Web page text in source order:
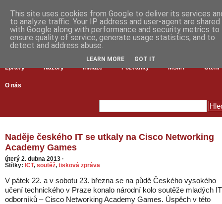
Zprávy Názory Inkluze Pozvánky MŠMT Čtení
O nás
Naděje českého IT se utkaly na Cisco Networking
Academy Games
úterý 2. dubna 2013 ·
Štítky: ICT, soutěž, tisková zpráva
V pátek 22. a v sobotu 23. března se na půdě Českého vysokého
učení technického v Praze konalo národní kolo soutěže mladých IT
odborníků – Cisco Networking Academy Games. Úspěch v této
This site uses cookies from Google to deliver its services
to analyze traffic. Your IP address and user-agent are shared
with Google along with performance and security metrics to
ensure quality of service, generate usage statistics, and to
detect and address abuse.
LEARN MORE GOT IT